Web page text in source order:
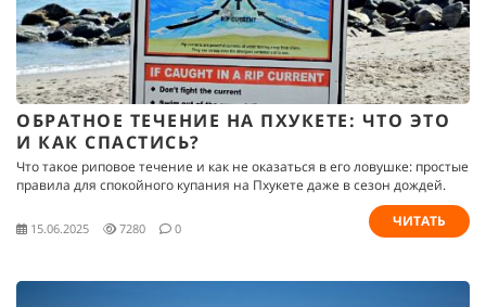
ОБРАТНОЕ ТЕЧЕНИЕ НА ПХУКЕТЕ: ЧТО ЭТО
И КАК СПАСТИСЬ?
Что такое риповое течение и как не оказаться в его ловушке: простые
правила для спокойного купания на Пхукете даже в сезон дождей.
15.06.2025 7280 0 ЧИТАТЬ